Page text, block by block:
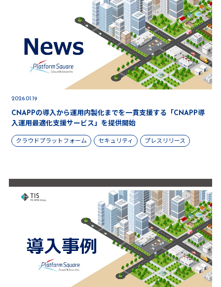
2026.01.19
CNAPPの導入から運用内製化までを一貫支援する「CNAPP導
入運用最適化支援サービス」を提供開始
クラウドプラットフォーム セキュリティ プレスリリース